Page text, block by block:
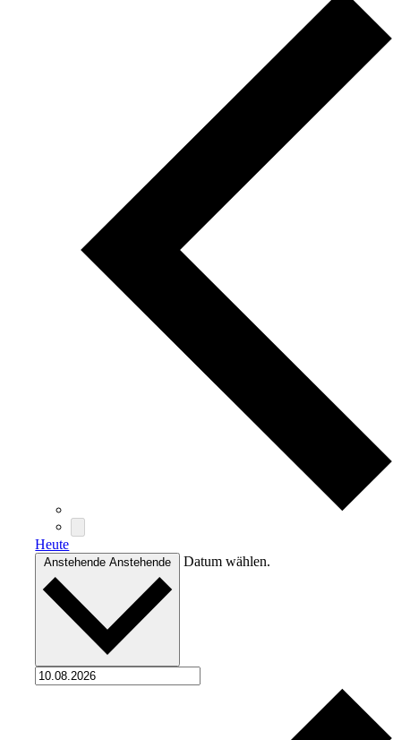
Heute
AnstehendeAnstehende Datum wählen.